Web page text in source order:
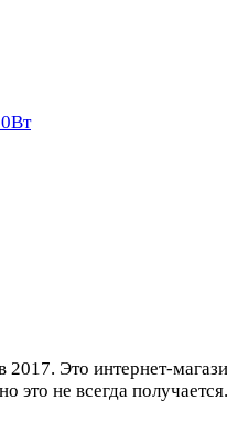
2017. Это интернет-
это не всегда